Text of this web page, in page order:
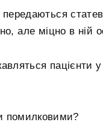
передаються
але міцно в ній
пацієнти
помилковими?